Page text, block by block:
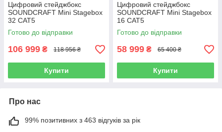
Цифровий стейджбокс
SOUNDCRAFT Mini Stagebox
32 CAT5
Готово до відправки
106 999 ₴ 118 956 ₴
Купити
Цифровий стейджбокс
SOUNDCRAFT Mini Stagebox
16 CAT5
Готово до відправки
58 999 ₴ 65 400 ₴
Купити
Про нас
99% позитивних з 463 відгуків за рік